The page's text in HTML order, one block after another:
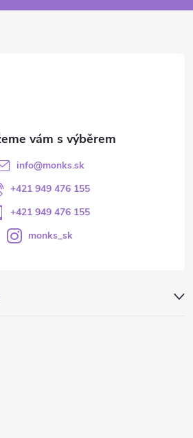
info@monks.sk
+421 949 476 155
+421 949 476 155
monks_sk